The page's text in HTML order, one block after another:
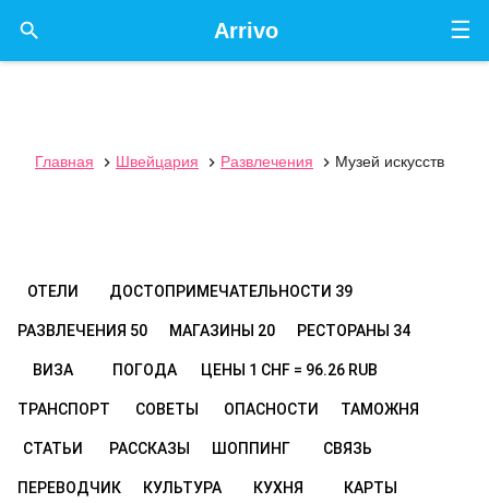
☰
Arrivo

Главная  Швейцария  Развлечения  Музей искусств
ОТЕЛИ ДОСТОПРИМЕЧАТЕЛЬНОСТИ 39
РАЗВЛЕЧЕНИЯ 50 МАГАЗИНЫ 20 РЕСТОРАНЫ 34
ВИЗА ПОГОДА ЦЕНЫ 1 CHF = 96.26 RUB
ТРАНСПОРТ СОВЕТЫ ОПАСНОСТИ ТАМОЖНЯ
СТАТЬИ РАССКАЗЫ ШОППИНГ СВЯЗЬ
ПЕРЕВОДЧИК КУЛЬТУРА КУХНЯ КАРТЫ